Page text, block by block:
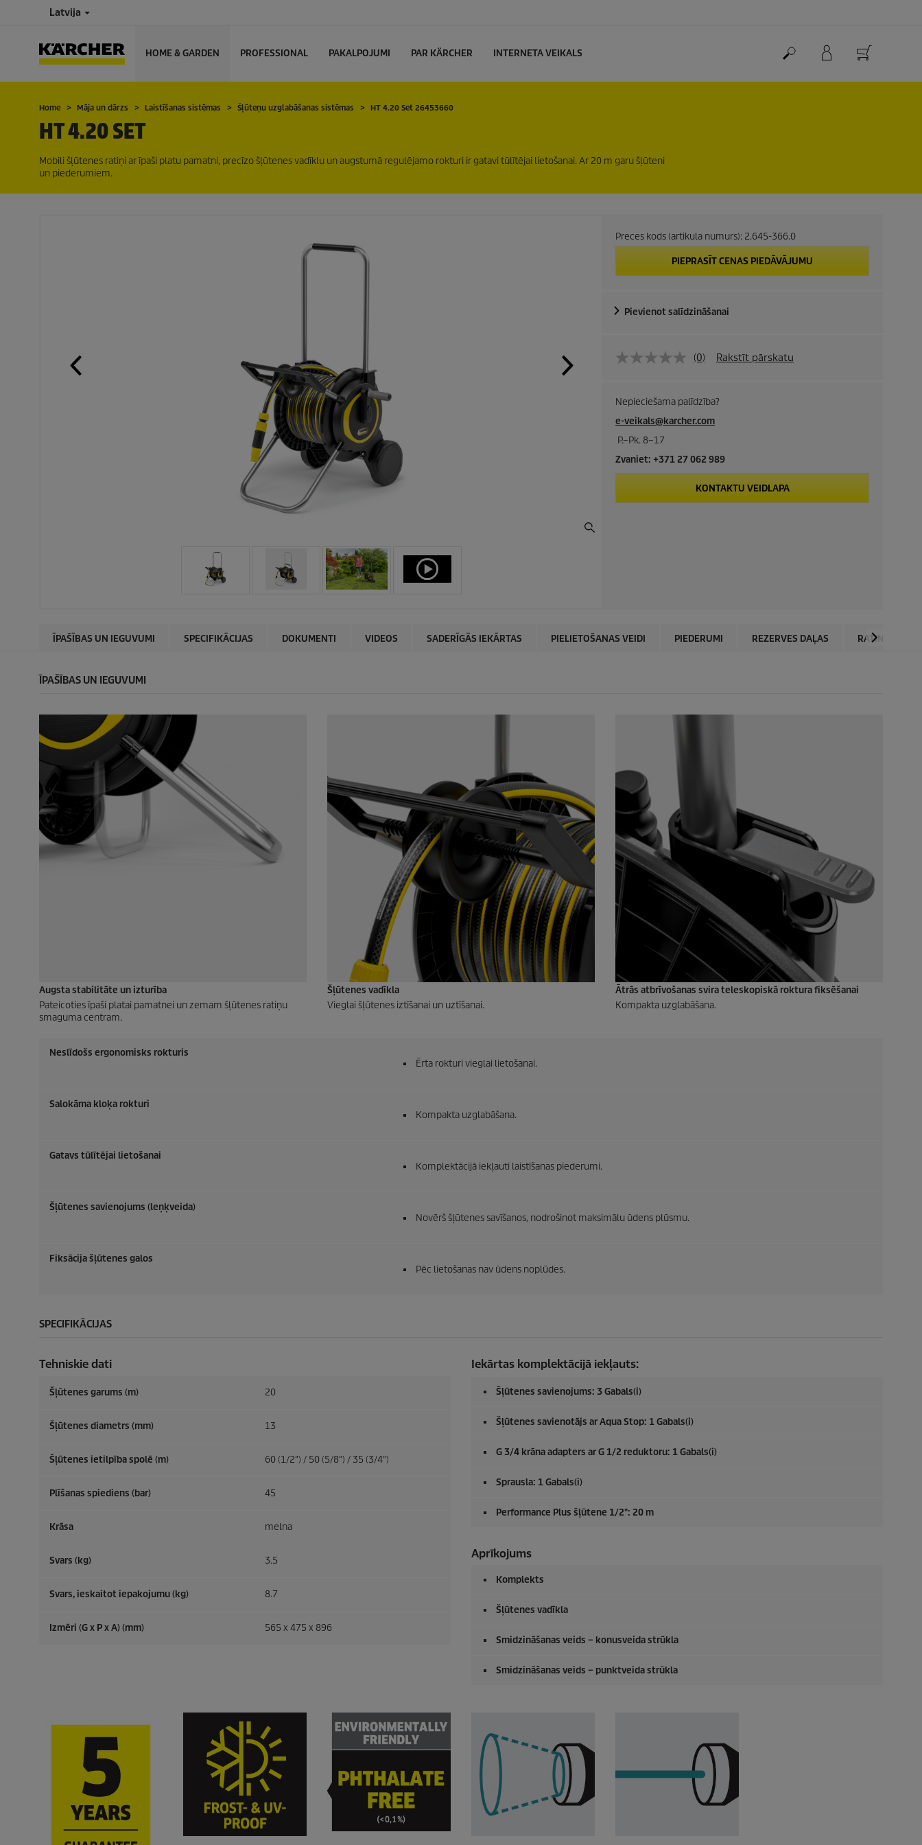
Latvija
HOME & GARDEN PROFESSIONAL PAKALPOJUMI PAR KÄRCHER INTERNETA VEIKALS
Home Māja un dārzs Laistīšanas sistēmas Šļūteņu uzglabāšanas sistēmas HT 4.20 Set 26453660
HT 4.20 SET
Mobili šļūtenes ratiņi ar īpaši platu pamatni, precīzo šļūtenes vadīklu un augstumā regulējamo rokturi ir gatavi tūlītējai lietošanai. Ar 20 m garu šļūteni
un piederumiem.
Preces kods (artikula numurs): 2.645-366.0
PIEPRASĪT CENAS PIEDĀVĀJUMU
Pievienot salīdzināšanai
(0) Rakstīt pārskatu
Nepieciešama palīdzība?
e-veikals@karcher.com
P.–Pk. 8–17
Zvaniet: +371 27 062 989
KONTAKTU VEIDLAPA
ĪPAŠĪBAS UN IEGUVUMI SPECIFIKĀCIJAS DOKUMENTI VIDEOS SADERĪGĀS IEKĀRTAS PIELIETOŠANAS VEIDI PIEDERUMI REZERVES DAĻAS RATINGS
ĪPAŠĪBAS UN IEGUVUMI
Augsta stabilitāte un izturība
Pateicoties īpaši platai pamatnei un zemam šļūtenes ratiņu
smaguma centram.
Šļūtenes vadīkla
Vieglai šļūtenes iztīšanai un uztīšanai.
Ātrās atbrīvošanas svira teleskopiskā roktura fiksēšanai
Kompakta uzglabāšana.
Neslīdošs ergonomisks rokturis
Ērta rokturi vieglai lietošanai.
Salokāma kloķa rokturi
Kompakta uzglabāšana.
Gatavs tūlītējai lietošanai
Komplektācijā iekļauti laistīšanas piederumi.
Šļūtenes savienojums (leņķveida)
Novērš šļūtenes savīšanos, nodrošinot maksimālu ūdens plūsmu.
Fiksācija šļūtenes galos
Pēc lietošanas nav ūdens noplūdes.
SPECIFIKĀCIJAS
Tehniskie dati
Šļūtenes garums (m) 20
Šļūtenes diametrs (mm) 13
Šļūtenes ietilpība spolē (m) 60 (1/2") / 50 (5/8") / 35 (3/4")
Plīšanas spiediens (bar) 45
Krāsa melna
Svars (kg) 3.5
Svars, ieskaitot iepakojumu (kg) 8.7
Izmēri (G x P x A) (mm) 565 x 475 x 896
Iekārtas komplektācijā iekļauts:
Šļūtenes savienojums: 3 Gabals(i)
Šļūtenes savienotājs ar Aqua Stop: 1 Gabals(i)
G 3/4 krāna adapters ar G 1/2 reduktoru: 1 Gabals(i)
Sprausla: 1 Gabals(i)
Performance Plus šļūtene 1/2": 20 m
Aprīkojums
Komplekts
Šļūtenes vadīkla
Smidzināšanas veids – konusveida strūkla
Smidzināšanas veids – punktveida strūkla